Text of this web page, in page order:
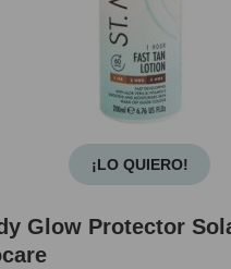
¡LO QUIERO!
Glow Protector